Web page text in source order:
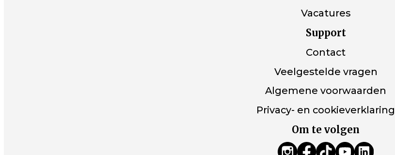
Vacatures
Support
Contact
Veelgestelde vragen
Algemene voorwaarden
Privacy- en cookieverklaring
Om te volgen